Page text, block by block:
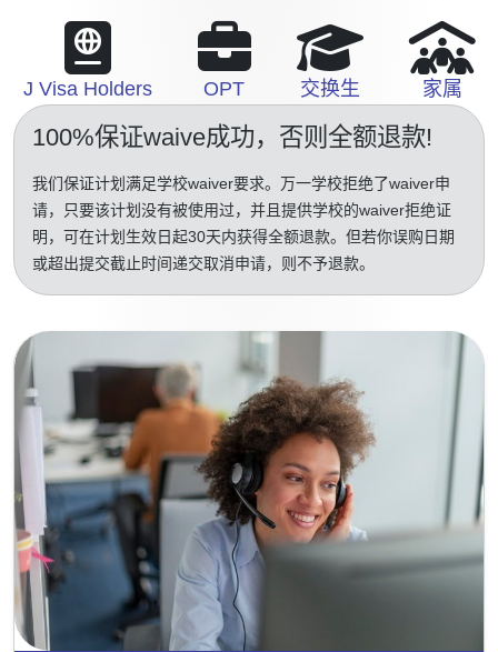
J Visa Holders OPT 交换生 家属
100%保证waive成功，否则全额退款!
我们保证计划满足学校waiver要求。万一学校拒绝了waiver申
请，只要该计划没有被使用过，并且提供学校的waiver拒绝证
明，可在计划生效日起30天内获得全额退款。但若你误购日期
或超出提交截止时间递交取消申请，则不予退款。